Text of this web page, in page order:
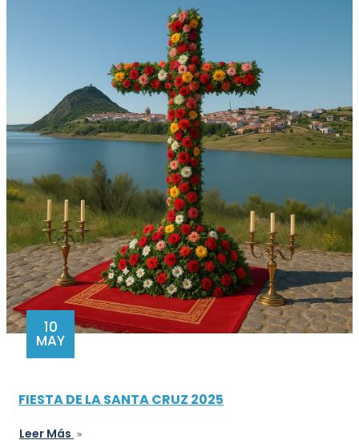
10
MAY
FIESTA DE LA SANTA CRUZ 2025
Leer Más